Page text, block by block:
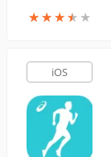
★★★★ ★
★★★★ ★
iOS